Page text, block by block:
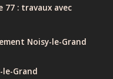
: travaux avec
Noisy-le-Grand
le-Grand